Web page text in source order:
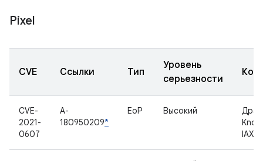
Pixel
CVE Ссылки Тип
Уровень
серьезности
CVE-
2021-
0607
A-
180950209*
EoP Высокий